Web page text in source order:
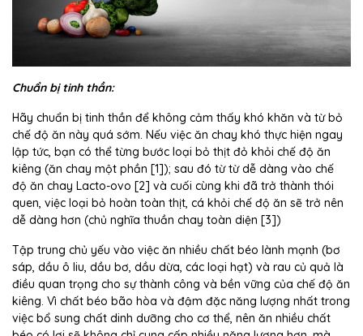
Chuẩn bị tinh thần:
Hãy chuẩn bị tinh thần để không cảm thấy khó khăn và từ bỏ
chế độ ăn này quá sớm. Nếu việc ăn chay khó thực hiện ngay
lập tức, bạn có thể từng bước loại bỏ thịt đỏ khỏi chế độ ăn
kiêng (ăn chay một phần [1]); sau đó từ từ dễ dàng vào chế
độ ăn chay Lacto-ovo [2] và cuối cùng khi đã trở thành thói
quen, việc loại bỏ hoàn toàn thịt, cá khỏi chế độ ăn sẽ trở nên
dễ dàng hơn (chủ nghĩa thuần chay toàn diện [3])
Tập trung chủ yếu vào việc ăn nhiều chất béo lành mạnh (bơ
sáp, dầu ô liu, dầu bơ, dầu dừa, các loại hạt) và rau củ quả là
điều quan trọng cho sự thành công và bền vững của chế độ ăn
kiêng. Vì chất béo bão hòa và đậm đặc năng lượng nhất trong
việc bổ sung chất dinh dưỡng cho cơ thể, nên ăn nhiều chất